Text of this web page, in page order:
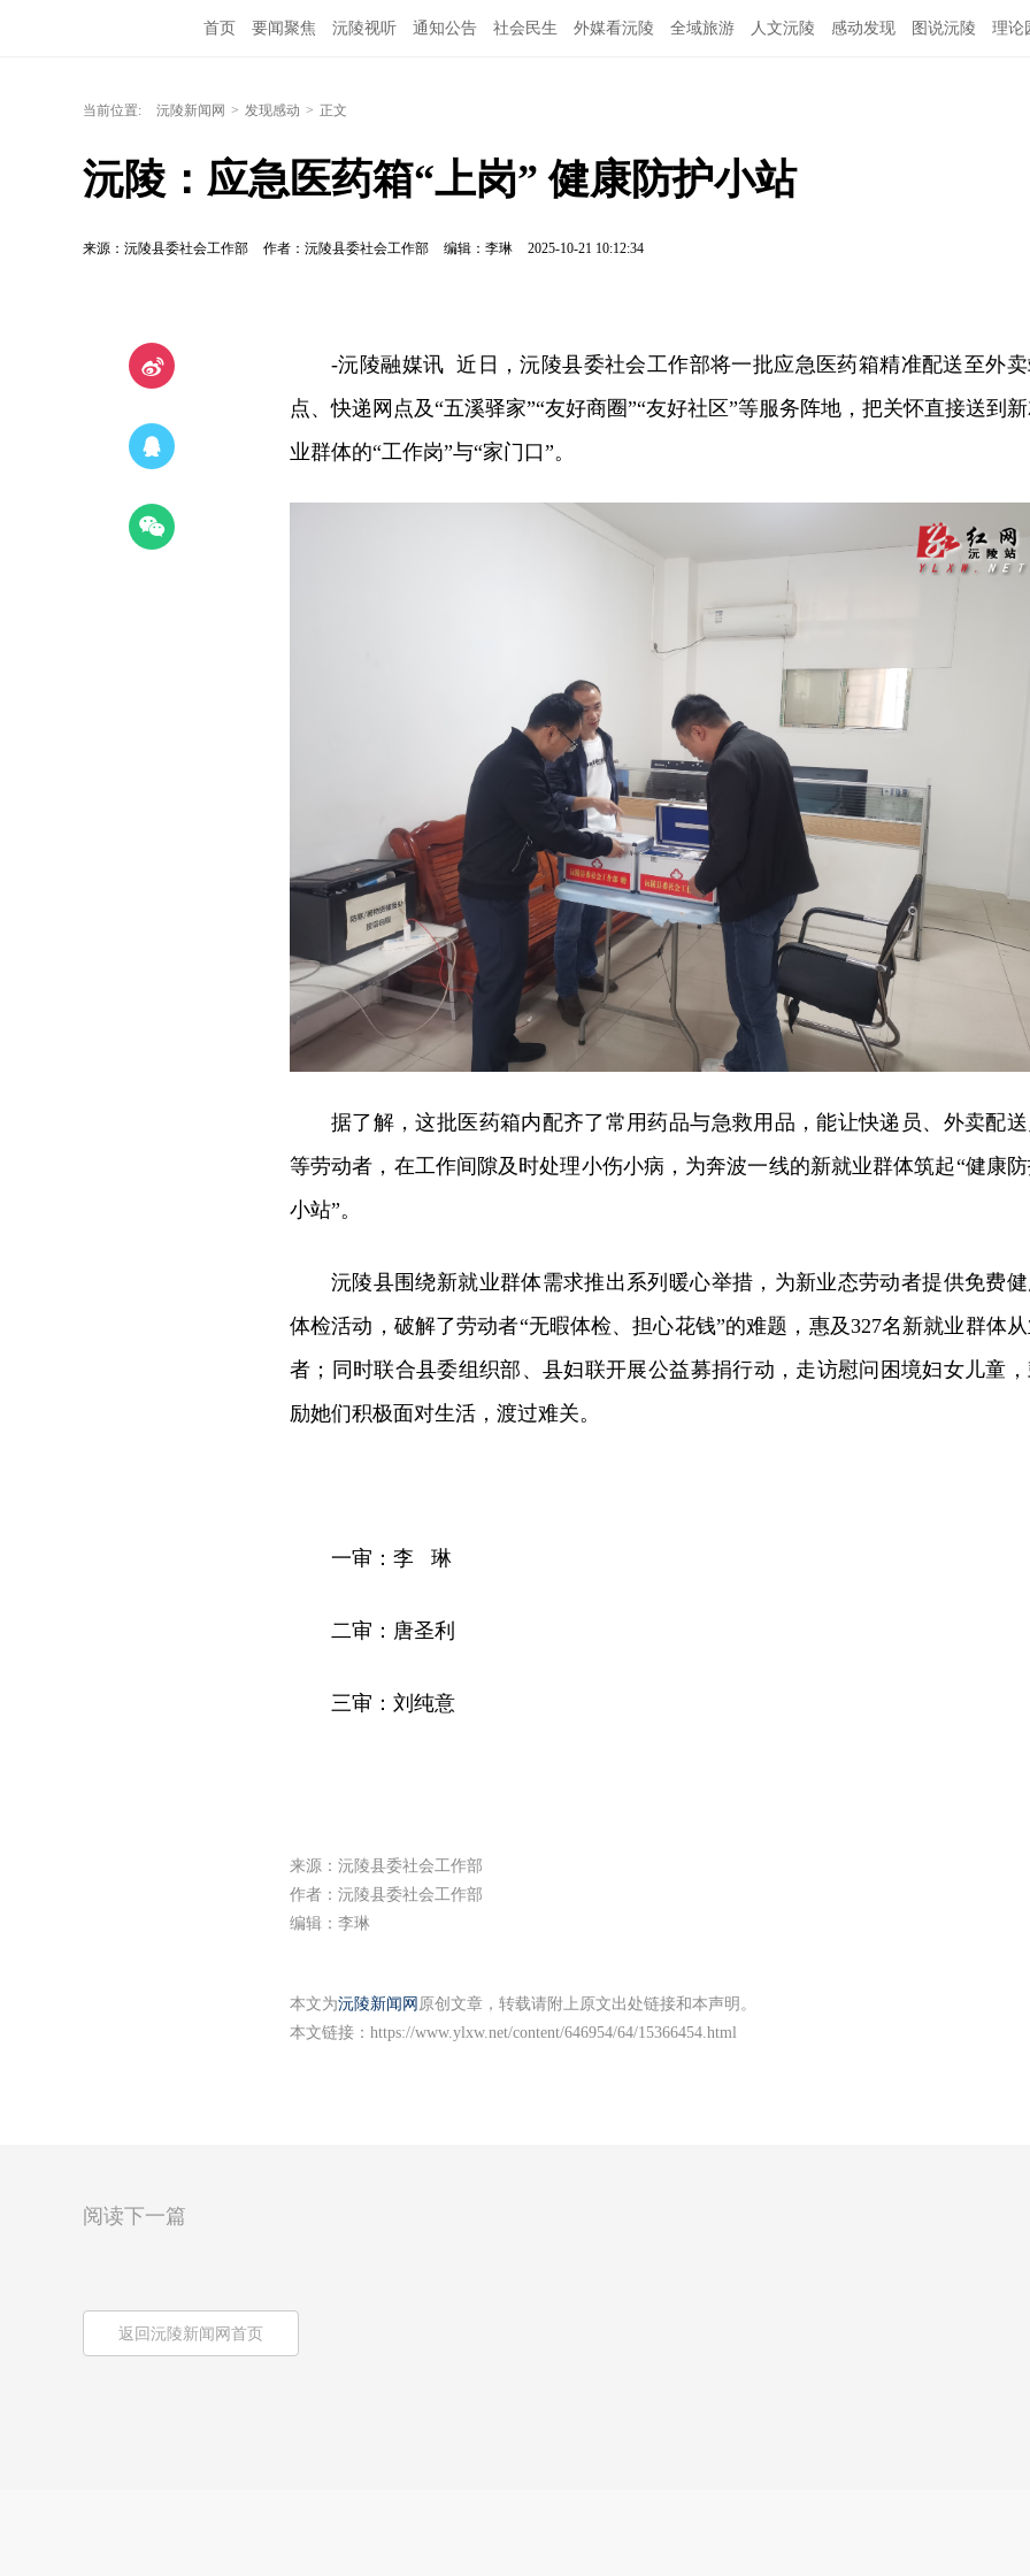
首页 要闻聚焦 沅陵视听 通知公告 社会民生 外媒看沅陵 全域旅游 人文沅陵 感动发现 图说沅陵 理论
当前位置: 沅陵新闻网 > 发现感动 > 正文
沅陵：应急医药箱“上岗” 健康防护小站
来源：沅陵县委社会工作部 作者：沅陵县委社会工作部 编辑：李琳 2025-10-21 10:12:34
-沅陵融媒讯 近日，沅陵县委社会工作部将一批应急医药箱精准配送至外
点、快递网点及“五溪驿家”“友好商圈”“友好社区”等服务阵地，把关怀直接送到
业群体的“工作岗”与“家门口”。
据了解，这批医药箱内配齐了常用药品与急救用品，能让快递员、外卖配
等劳动者，在工作间隙及时处理小伤小病，为奔波一线的新就业群体筑起“健康
小站”。
沅陵县围绕新就业群体需求推出系列暖心举措，为新业态劳动者提供免费
体检活动，破解了劳动者“无暇体检、担心花钱”的难题，惠及327名新就业群体
者；同时联合县委组织部、县妇联开展公益募捐行动，走访慰问困境妇女儿童
励她们积极面对生活，渡过难关。
一审：李 琳
二审：唐圣利
三审：刘纯意
来源：沅陵县委社会工作部
作者：沅陵县委社会工作部
编辑：李琳
本文为沅陵新闻网 原创文章，转载请附上原文出处链接和本声明。
本文链接： https://www.ylxw.net/content/646954/64/15366454.html
阅读下一篇
返回沅陵新闻网首页